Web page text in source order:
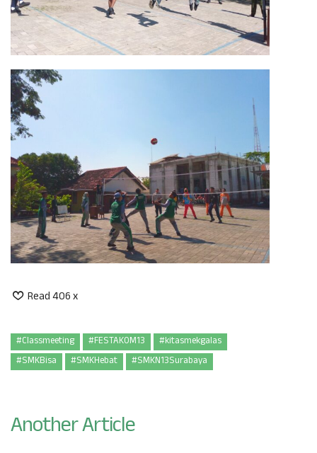
Read 406 x
#Classmeeting #FESTAKOM13
#kitasmekgalas
#SMKBisa
#SMKHebat #SMKN13Surabaya
Another Article